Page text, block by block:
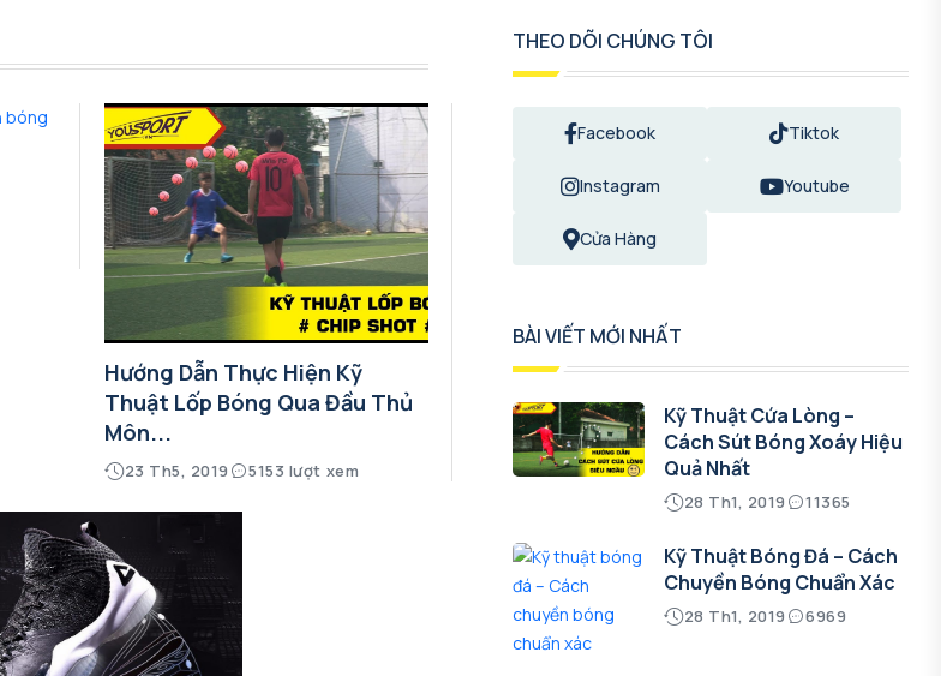
Hướng Dẫn Thực Hiện Kỹ
Thuật Lốp Bóng Qua Đầu Thủ
Môn...
23 Th5, 2019 5153 lượt xem
THEO DÕI CHÚNG TÔI
Facebook Tiktok
Instagram Youtube
Cửa Hàng
BÀI VIẾT MỚI NHẤT
Kỹ Thuật Cứa Lòng –
Cách Sút Bóng Xoáy Hiệu
Quả Nhất
28 Th1, 2019 11365
Kỹ Thuật Bóng Đá – Cách
Chuyền Bóng Chuẩn Xác
28 Th1, 2019 6969